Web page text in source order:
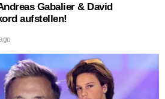
Gabalier & David
aufstellen!